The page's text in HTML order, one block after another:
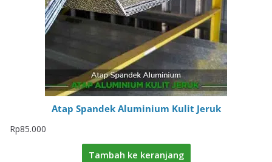
Atap Spandek Aluminium Kulit Jeruk
Rp85.000
Tambah ke keranjang